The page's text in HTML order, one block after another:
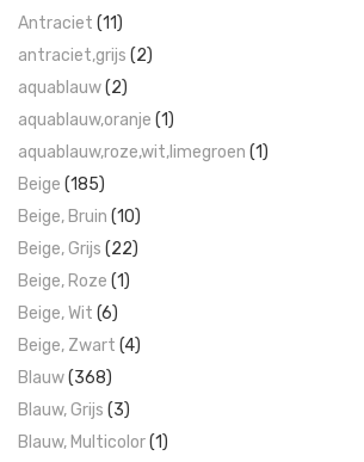
Antraciet (11)
antraciet,grijs (2)
aquablauw(2)
aquablauw,oranje (1)
aquablauw,roze,wit,limegroen (1)
Beige (185)
Beige, Bruin (10)
Beige, Grijs (22)
Beige, Roze (1)
Beige, Wit (6)
Beige, Zwart (4)
Blauw(368)
Blauw, Grijs (3)
Blauw, Multicolor(1)